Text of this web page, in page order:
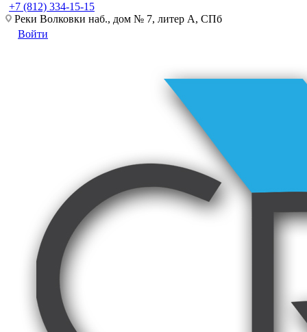
+7 (812) 334-15-15
Реки Волковки наб., дом № 7, литер А, СПб
Войти